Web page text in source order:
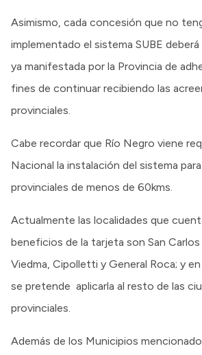
Asimismo, cada concesión que no
implementado el sistema SUBE
ya manifestada por la Provincia de
fines de continuar recibiendo las
provinciales.
Cabe recordar que Río Negro viene
Nacional la instalación del sistema
provinciales de menos de 60kms.
Actualmente las localidades que
beneficios de la tarjeta son San Carlos
Viedma, Cipolletti y General Roca; y
se pretende aplicarla al resto de las
provinciales.
Además de los Municipios